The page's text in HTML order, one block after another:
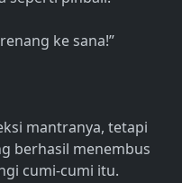
ke sana!”
mantranya, tetapi
berhasil menembus
cumi-cumi itu.